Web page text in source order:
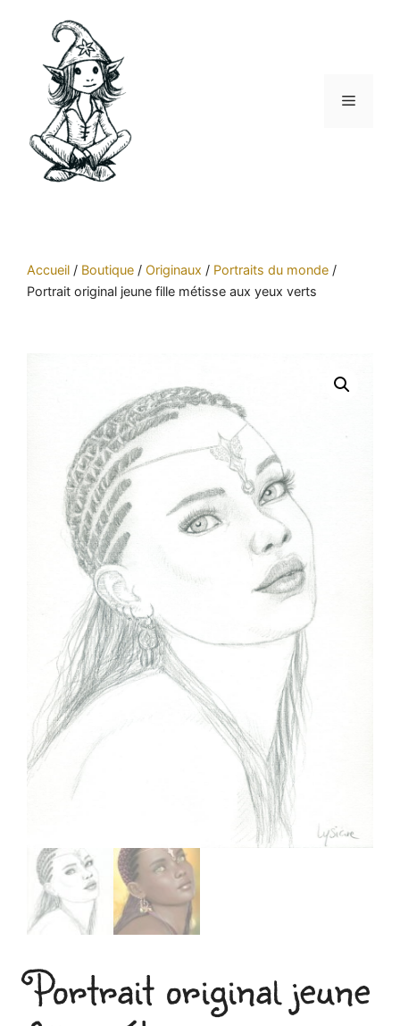
Menu
Accueil / Boutique / Originaux / Portraits du monde /
Portrait original jeune fille métisse aux yeux verts
Portrait original jeune